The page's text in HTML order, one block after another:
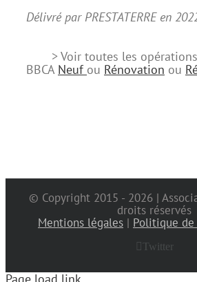
Délivré par PRESTATERRE en
> Voir toutes les
BBCA Neuf ou Rénovation ou
© Copyright 2015 - 2026 |
droits réservés
Mentions légales | Politique
Twitter
Page load link